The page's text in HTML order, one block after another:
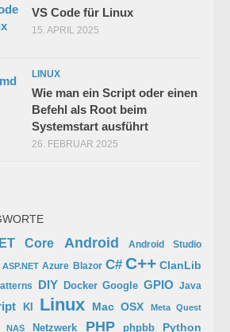
VS Code für Linux
15. APRIL 2025
LINUX
Wie man ein Script oder einen
Befehl als Root beim
Systemstart ausführt
26. FEBRUAR 2025
Core Android Android Studio
ASP.NET Azure Blazor C# C++ ClanLib
DIY Docker Google GPIO Java
KI Linux Mac OSX Meta Quest
NAS Netzwerk PHP phpbb Python